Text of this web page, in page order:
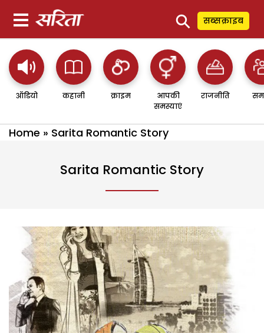
⚲ सब्सक्राइब
ऑडियो कहानी क्राइम
आपकी
समस्याएं
राजनीति
Home » Sarita Romantic Story
Sarita Romantic Story